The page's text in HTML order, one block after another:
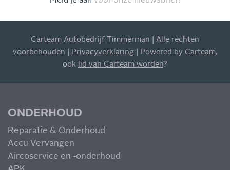
Blijf op de hoogte van al onze acties, aanbiedingen en
Carteam Autobedrijf Timmerman | Alle rechten
voorbehouden |
Privacyverklaring | Powered by Carteam,
ook lid van Carteam worden?
ONDERHOUD
Reparatie & Onderhoud
Accu Vervangen
Aircoservice en -onderhoud